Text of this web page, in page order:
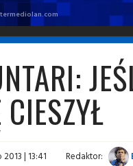
CIESZYŁ
| 13:41 Redaktor: